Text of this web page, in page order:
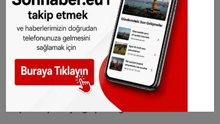
aşamada kafe ve restoranların açılması
öngörülüyor.
16 Haziran'da başlayacak dördüncü aşamada
daha fazla toplu etkinliklere izin verileceği
belirtilirken, 1 Temmuz itibarıyla tüm
yetişkinlerin en az ilk doz aşılarının yapılacağı
beşinci aşamaya geçileceği aktarıldı.